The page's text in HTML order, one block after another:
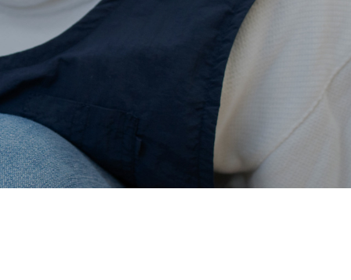
れ、厚生労働省の 【えるぼし認定(☆☆)】 を受けまし